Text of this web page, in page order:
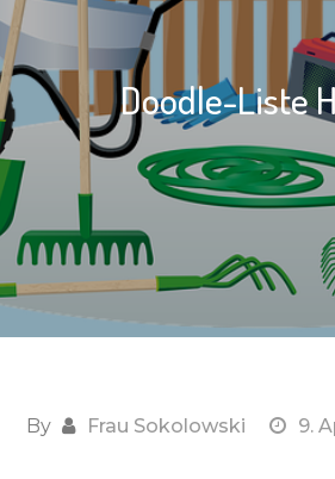
Doodle-Liste
By Frau Sokolowski 9.